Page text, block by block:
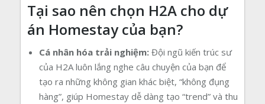
Tại sao nên chọn H2A cho dự
án Homestay của bạn?
Cá nhân hóa trải nghiệm: Đội ngũ kiến trúc sư
của H2A luôn lắng nghe câu chuyện của bạn để
tạo ra những không gian khác biệt, “không đụng
hàng”, giúp Homestay dễ dàng tạo “trend” và thu